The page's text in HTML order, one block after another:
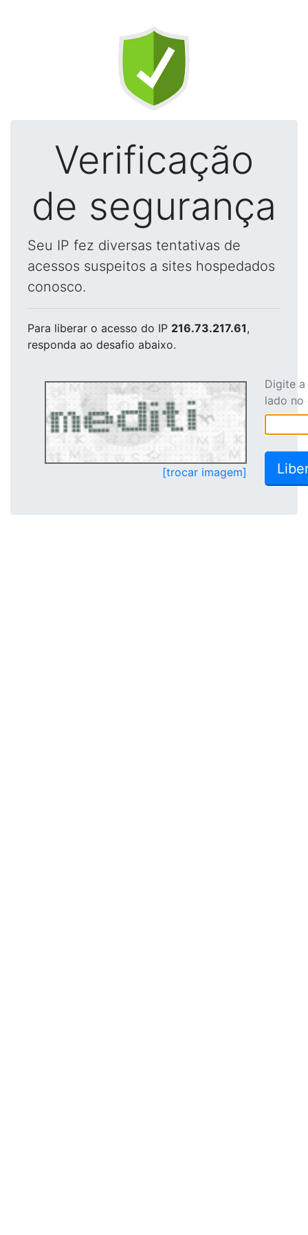
Verificação
de segurança
Seu IP fez diversas tentativas de
acessos suspeitos a sites hospedados
conosco.
Para liberar o acesso do IP 216.73.217.61,
responda ao desafio abaixo.
[trocar imagem]
Digite
lado no